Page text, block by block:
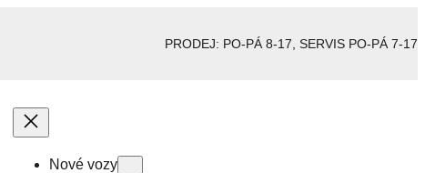
PRODEJ: PO-PÁ 8-17, SERVIS PO-PÁ 7-17
Nové vozy